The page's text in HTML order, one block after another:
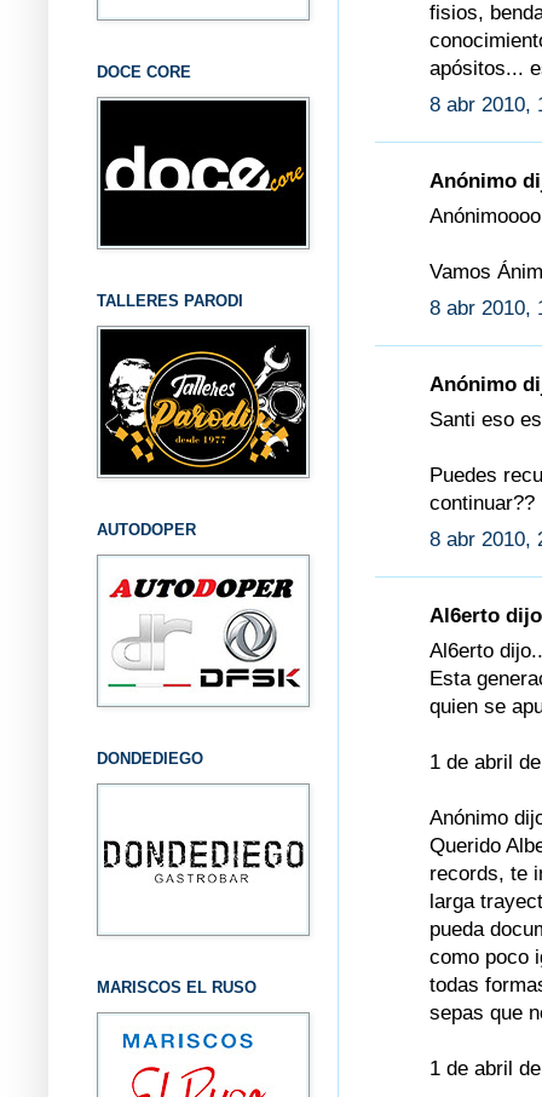
fisios,
apósitos...
8 abr 2010,
Anónimo
Vamos
8 abr 2010,
Anónimo
Santi eso
Puedes
continuar??
8 abr 2010,
Al6erto
Al6erto
Esta
quien se
1 de abril
Anónimo
Querido
records, te
larga
pueda
como poco
todas
sepas que
1 de abril
DOCE CORE
TALLERES PARODI
AUTODOPER
DONDEDIEGO
MARISCOS EL RUSO